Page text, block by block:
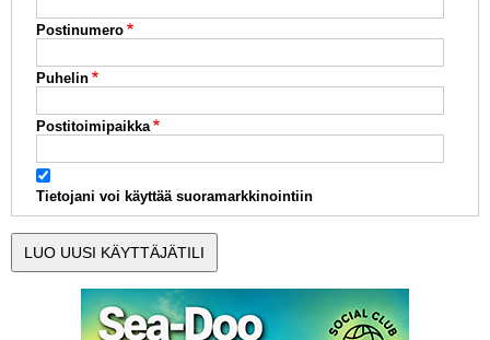
Postinumero
Puhelin
Postitoimipaikka
Tietojani voi käyttää suoramarkkinointiin